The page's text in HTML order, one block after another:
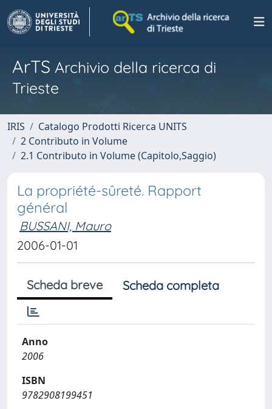
ArTS Archivio della ricerca di
Trieste
IRIS
Catalogo Prodotti Ricerca UNITS
2 Contributo in Volume
2.1 Contributo in Volume (Capitolo,Saggio)
La propriété-sûreté. Rapport
général
BUSSANI, Mauro
2006-01-01
Scheda breve Scheda completa
Anno
2006
ISBN
9782908199451